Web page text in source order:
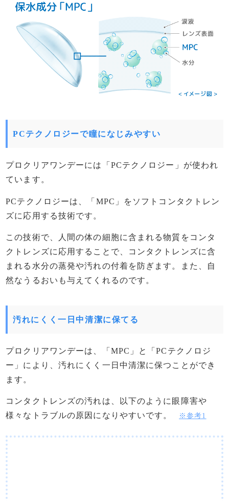
PCテクノロジーで瞳になじみやすい
プロクリアワンデーには「PCテクノロジー」が使われ
ています。
PCテクノロジーは、「MPC」をソフトコンタクトレン
ズに応用する技術です。
この技術で、人間の体の細胞に含まれる物質をコンタ
クトレンズに応用することで、コンタクトレンズに含
まれる水分の蒸発や汚れの付着を防ぎます。また、自
然なうるおいも与えてくれるのです。
汚れにくく一日中清潔に保てる
プロクリアワンデーは、「MPC」と「PCテクノロジ
ー」により、汚れにくく一日中清潔に保つことができ
ます。
コンタクトレンズの汚れは、以下のように眼障害や
様々なトラブルの原因になりやすいです。
※参考1